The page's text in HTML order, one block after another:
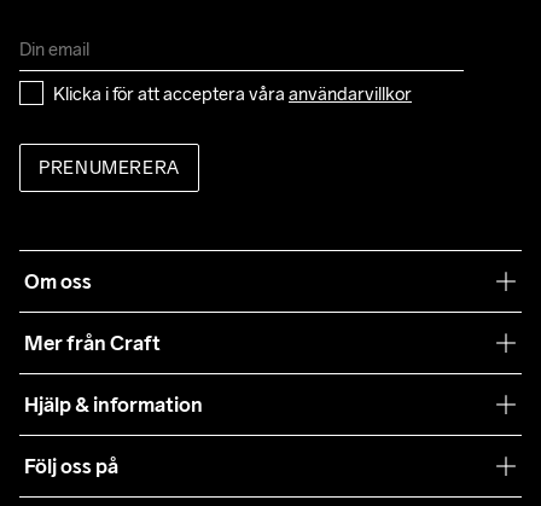
Klicka i för att acceptera våra användarvillkor
PRENUMERERA
Om oss
Mer från Craft
Teamwear
Hållbarhet
Hjälp & information
Våra köpvillkor
Följ oss på